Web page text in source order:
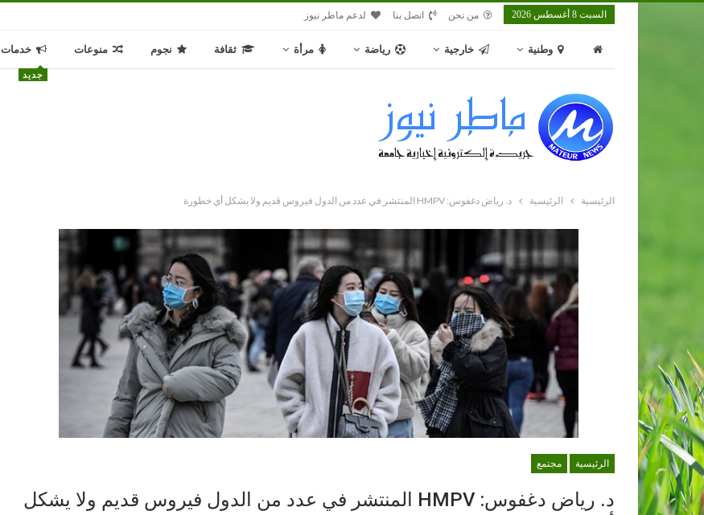
السبت 8 أغسطس 2026 من نحن اتصل بنا لدعم ماطر نيوز
وطنية خارجية رياضة مرأة ثقافة نجوم منوعات خدمات
جديد
الرئيسية الرئيسية د. رياض دغفوس: HMPV المنتشر في عدد من الدول فيروس قديم ولا يشكل أي خطورة
الرئيسية مجتمع
د. رياض دغفوس: HMPV المنتشر في عدد من الدول فيروس قديم ولا يشكل